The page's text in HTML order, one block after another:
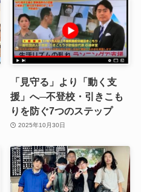
「見守る」より「動く支
援」へ─不登校・引きこも
りを防ぐ7つのステップ
2025年10月30日